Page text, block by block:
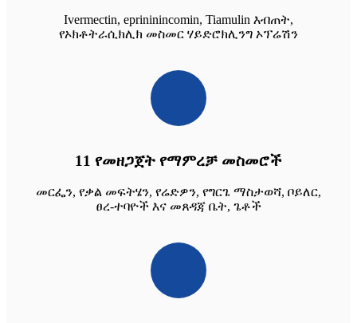
Ivermectin, eprininincomin, Tiamulin እብጠት,
የኦክቶትራሲክሊክ መስመር ሃይድሮክሊንግ ኦፕሬሽን
11 የመዘጋጀት የማምረቻ መስመሮች
መርፌን, የቃል መፍትሄን, የሬድዎን, የግርጌ ማስታወሻ, ቦይለር,
ፀረ-ተባዮች እና መጸዳጃ ቤት, ጌቶች